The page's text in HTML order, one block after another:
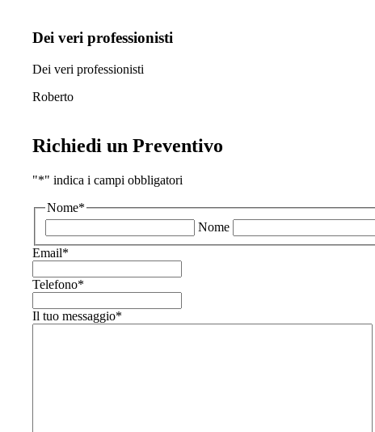
Dei veri professionisti
Dei veri professionisti
Roberto
Richiedi un Preventivo
"*" indica i campi obbligatori
Nome*
Nome
Email*
Telefono*
Il tuo messaggio*